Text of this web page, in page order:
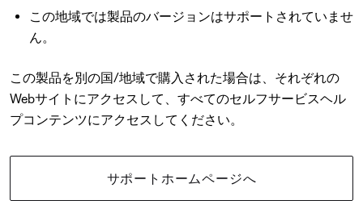
この地域では製品のバージョンはサポートされていませ
ん。
この製品を別の国/地域で購入された場合は、それぞれの
Webサイトにアクセスして、すべてのセルフサービスヘル
プコンテンツにアクセスしてください。
サポートホームページへ